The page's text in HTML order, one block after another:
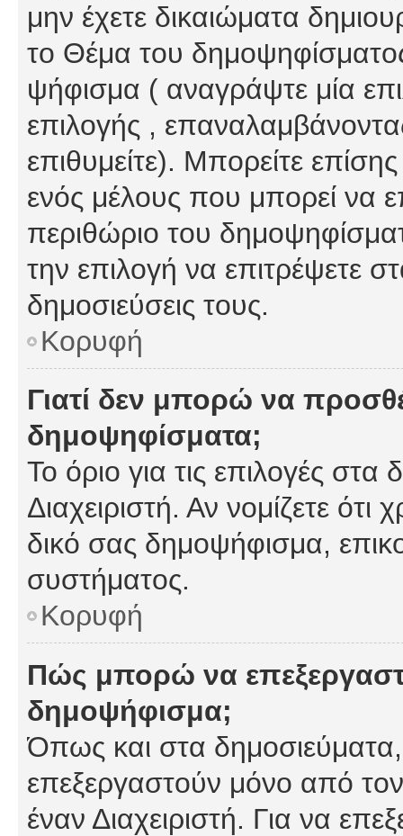
μην έχετε δικαιώματα
το Θέμα του
ψήφισμα ( αναγράψτε μία
επιλογής ,
επιθυμείτε). Μπορείτε
ενός μέλους που μπορεί να
περιθώριο του
την επιλογή να επιτρέψετε
δημοσιεύσεις τους.
Κορυφή
Γιατί δεν μπορώ να
δημοψηφίσματα;
Το όριο για τις επιλογές
Διαχειριστή. Αν νομίζετε ότι
δικό σας δημοψήφισμα,
συστήματος.
Κορυφή
Πώς μπορώ να
δημοψήφισμα;
Όπως και στα
επεξεργαστούν μόνο από
έναν Διαχειριστή. Για να